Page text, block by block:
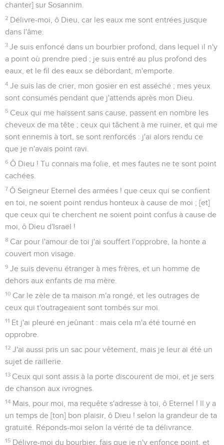
chanter] sur Sosannim.
2 Délivre-moi, ô Dieu, car les eaux me sont entrées jusque
dans l'âme.
3 Je suis enfoncé dans un bourbier profond, dans lequel il n'y
a point où prendre pied ; je suis entré au plus profond des
eaux, et le fil des eaux se débordant, m'emporte.
4 Je suis las de crier, mon gosier en est asséché ; mes yeux
sont consumés pendant que j'attends après mon Dieu.
5 Ceux qui me haïssent sans cause, passent en nombre les
cheveux de ma tête ; ceux qui tâchent à me ruiner, et qui me
sont ennemis à tort, se sont renforcés : j'ai alors rendu ce
que je n'avais point ravi.
6 Ô Dieu ! Tu connais ma folie, et mes fautes ne te sont point
cachées.
7 Ô Seigneur Eternel des armées ! que ceux qui se confient
en toi, ne soient point rendus honteux à cause de moi ; [et]
que ceux qui te cherchent ne soient point confus à cause de
moi, ô Dieu d'Israël !
8 Car pour l'amour de toi j'ai souffert l'opprobre, la honte a
couvert mon visage.
9 Je suis devenu étranger à mes frères, et un homme de
dehors aux enfants de ma mère.
10 Car le zèle de ta maison m'a rongé, et les outrages de
ceux qui t'outrageaient sont tombés sur moi.
11 Et j'ai pleuré en jeûnant : mais cela m'a été tourné en
opprobre.
12 J'ai aussi pris un sac pour vêtement, mais je leur ai été un
sujet de raillerie.
13 Ceux qui sont assis à la porte discourent de moi, et je sers
de chanson aux ivrognes.
14 Mais, pour moi, ma requête s'adresse à toi, ô Eternel ! Il y a
un temps de [ton] bon plaisir, ô Dieu ! selon la grandeur de ta
gratuité. Réponds-moi selon la vérité de ta délivrance.
15 Délivre-moi du bourbier, fais que je n'y enfonce point, et